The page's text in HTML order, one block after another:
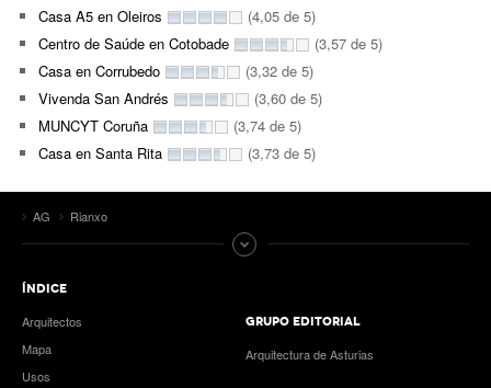
Casa A5 en Oleiros
(4,05 de 5)
Centro de Saúde en Cotobade
(3,57 de 5)
Casa en Corrubedo
(3,32 de 5)
Vivenda San Andrés
(3,60 de 5)
MUNCYT Coruña
(3,74 de 5)
Casa en Santa Rita
(3,73 de 5)
AG Rianxo
ÍNDICE
Arquitectos
Mapa
Usos
GRUPO EDITORIAL
Arquitectura de Asturias